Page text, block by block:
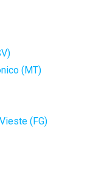
(MT)
(FG)